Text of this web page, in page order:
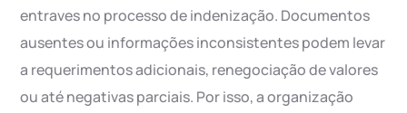
entraves no processo de indenização. Documentos
ausentes ou informações inconsistentes podem levar
a requerimentos adicionais, renegociação de valores
ou até negativas parciais. Por isso, a organização